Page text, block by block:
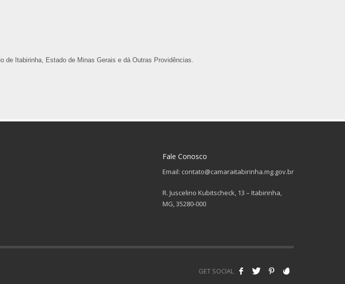
de Itabirinha, Estado de Minas Gerais e dá Outras Providências.
Fale Conosco
Email: contato@camaraitabirinha.mg.gov.br
R. Juscelino Kubitscheck, 13 – Itabirinha,
MG, 35280-000
GET SOCIAL